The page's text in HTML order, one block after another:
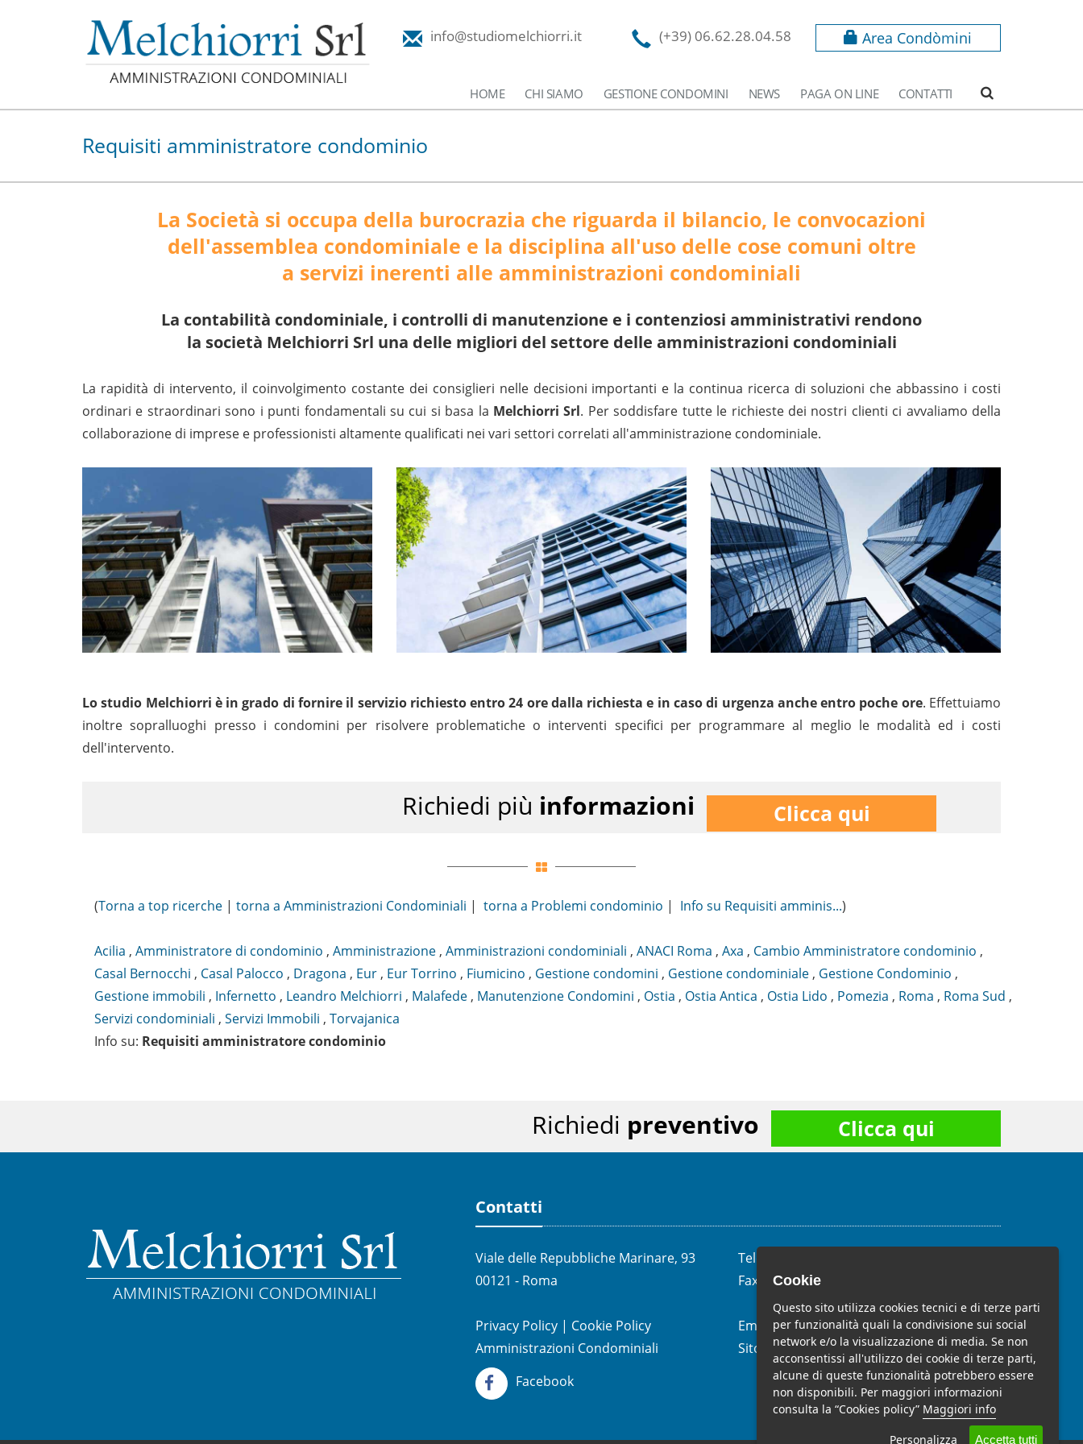
info@studiomelchiorri.it (+39) 06.62.28.04.58 Area Condòmini
HOME CHI SIAMO GESTIONE CONDOMINI NEWS PAGA ON LINE CONTATTI
Requisiti amministratore condominio
La Società si occupa della burocrazia che riguarda il bilancio, le convocazioni
dell'assemblea condominiale e la disciplina all'uso delle cose comuni oltre
a servizi inerenti alle amministrazioni condominiali
La contabilità condominiale, i controlli di manutenzione e i contenziosi amministrativi rendono
la società Melchiorri Srl una delle migliori del settore delle amministrazioni condominiali
La rapidità di intervento, il coinvolgimento costante dei consiglieri nelle decisioni importanti e la continua ricerca di soluzioni che abbassino i costi
ordinari e straordinari sono i punti fondamentali su cui si basa la Melchiorri Srl. Per soddisfare tutte le richieste dei nostri clienti ci avvaliamo della
collaborazione di imprese e professionisti altamente qualificati nei vari settori correlati all'amministrazione condominiale.
Lo studio Melchiorri è in grado di fornire il servizio richiesto entro 24 ore dalla richiesta e in caso di urgenza anche entro poche ore. Effettuiamo
inoltre sopralluoghi presso i condomini per risolvere problematiche o interventi specifici per programmare al meglio le modalità ed i costi
dell'intervento.
Richiedi più informazioni Clicca qui
(Torna a top ricerche | torna a Amministrazioni Condominiali | torna a Problemi condominio | Info su Requisiti amminis...)
Acilia , Amministratore di condominio , Amministrazione , Amministrazioni condominiali , ANACI Roma , Axa , Cambio Amministratore condominio ,
Casal Bernocchi , Casal Palocco , Dragona , Eur , Eur Torrino , Fiumicino , Gestione condomini , Gestione condominiale , Gestione Condominio ,
Gestione immobili , Infernetto , Leandro Melchiorri , Malafede , Manutenzione Condomini , Ostia , Ostia Antica , Ostia Lido , Pomezia , Roma , Roma Sud ,
Servizi condominiali , Servizi Immobili , Torvajanica
Info su: Requisiti amministratore condominio
Richiedi preventivo Clicca qui
Contatti
Viale delle Repubbliche Marinare, 93
00121 - Roma
Privacy Policy| Cookie Policy
Amministrazioni Condominiali
Facebook
Telefono:
Fax:
(+39) 06.99.33.19.10
Email:info@studiomelchiorri.it
Sito Web:www.stmelchiorri.it
Cookie
Questo sito utilizza cookies tecnici e di terze parti
per funzionalità quali la condivisione sui social
network e/o la visualizzazione di media. Se non
acconsentissi all'utilizzo dei cookie di terze parti,
alcune di queste funzionalità potrebbero essere
non disponibili. Per maggiori informazioni
consulta la “Cookies policy” Maggiori info
Personalizza
Accetta tutti